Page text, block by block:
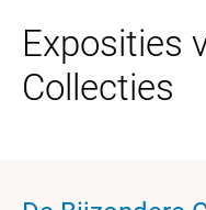
Exposities